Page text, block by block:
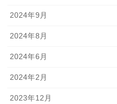
2024年9月
2024年8月
2024年6月
2024年2月
2023年12月